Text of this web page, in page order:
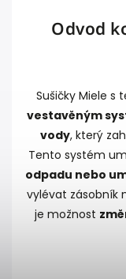
Odvod
Sušičky Miele s
vestavěným
vody, který
Tento systém
odpadu nebo
vylévat zásobník
je možnost